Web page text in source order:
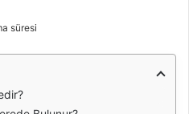
süresi